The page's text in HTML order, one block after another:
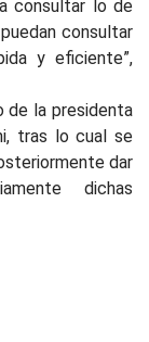
consultar lo de
consultar
y eficiente”,
de la presidenta
tras lo cual se
dar
dichas